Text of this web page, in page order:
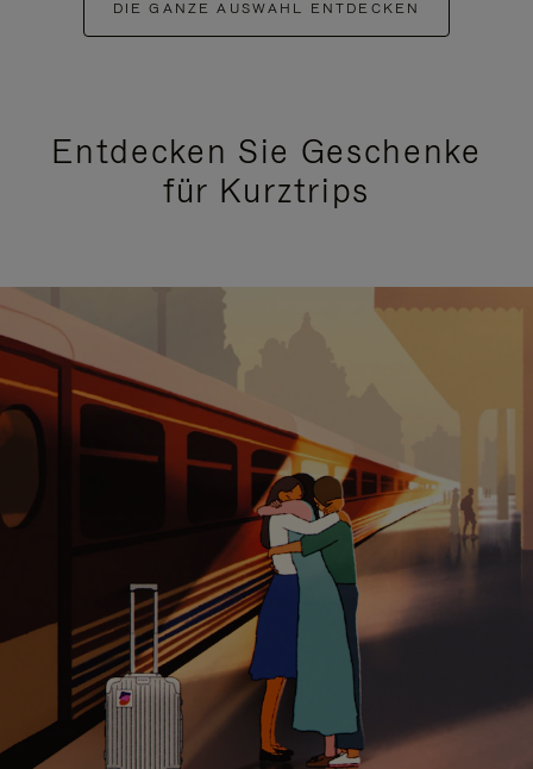
DIE GANZE AUSWAHL ENTDECKEN
Entdecken Sie Geschenke
für Kurztrips